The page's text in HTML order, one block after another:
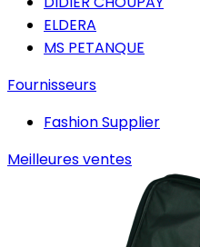
ELDERA
MS PETANQUE
Fournisseurs
Fashion Supplier
Meilleures ventes